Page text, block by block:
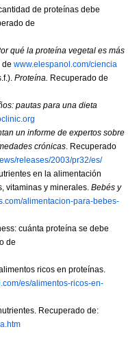
de proteínas debe
de
qué la proteína vegetal es más
de www.elespanol.com/ciencia
Proteína. Recuperado de
pautas para una dieta
un informe de expertos sobre
crónicas. Recuperado
releases/2003/pr32/es/
en la alimentación
vitaminas y minerales. Bebés y
alimentacion-para-bebes-
cuánta proteína se debe
de
ricos en proteínas.
es/alimentos-ricos-en-
Recuperado de: